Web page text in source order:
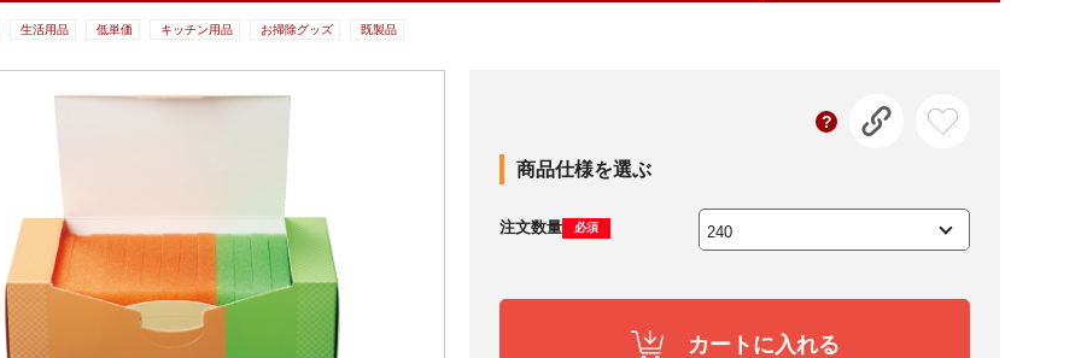
生活用品 低単価 キッチン用品 お掃除グッズ 既製品
商品仕様を選ぶ
注文数量 必須
カートに入れる